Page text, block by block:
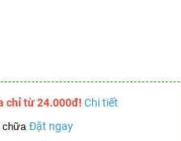
chỉ từ 24.000đ! Chi tiết
chữa Đặt ngay